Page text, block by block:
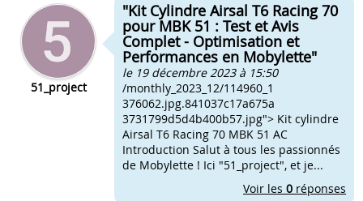
51_project
"Kit Cylindre Airsal T6 Racing 70
pour MBK 51 : Test et Avis
Complet - Optimisation et
Performances en Mobylette"
le 19 décembre 2023 à 15:50
/monthly_2023_12/114960_1
376062.jpg.841037c17a675a
3731799d5d4b400b57.jpg"> Kit cylindre
Airsal T6 Racing 70 MBK 51 AC
Introduction Salut à tous les passionnés
de Mobylette ! Ici "51_project", et je...
Voir les 0 réponses